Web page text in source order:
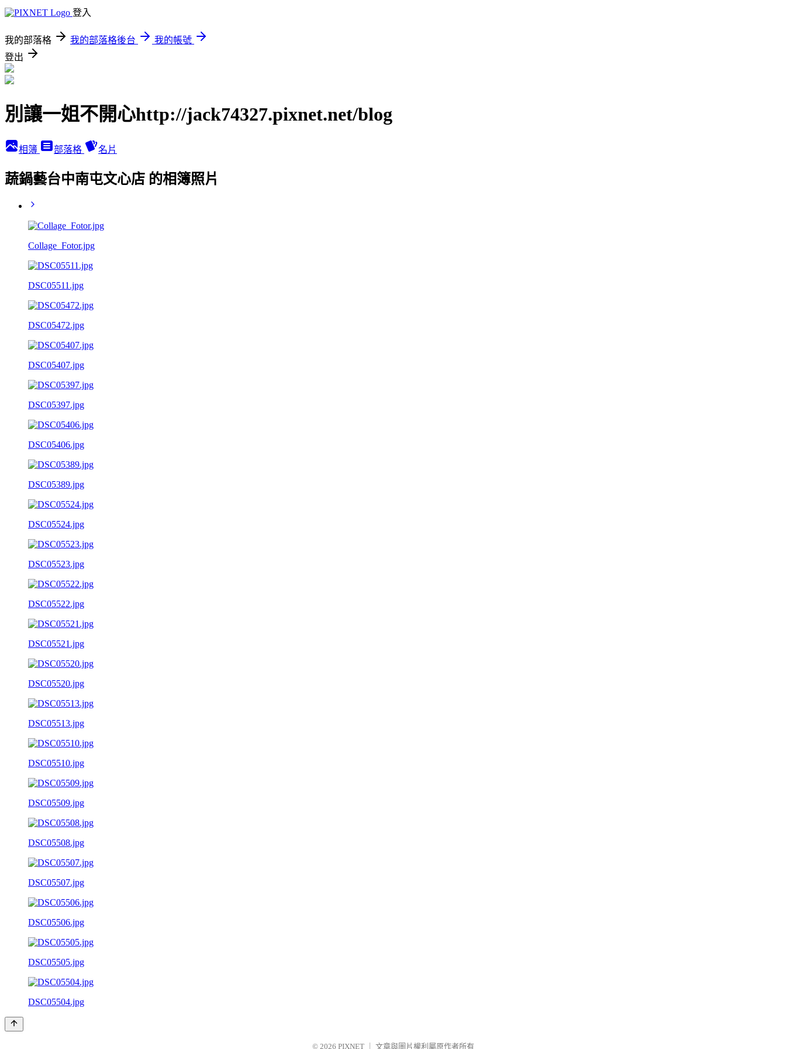
登入
我的部落格 我的部落格後台
我的帳號
登出
別讓一姐不開心http://jack74327.pixnet.net/blog
相簿 部落格 名片
蔬鍋藝台中南屯文心店 的相簿照片
Collage_Fotor.jpg
DSC05511.jpg
DSC05472.jpg
DSC05407.jpg
DSC05397.jpg
DSC05406.jpg
DSC05389.jpg
DSC05524.jpg
DSC05523.jpg
DSC05522.jpg
DSC05521.jpg
DSC05520.jpg
DSC05513.jpg
DSC05510.jpg
DSC05509.jpg
DSC05508.jpg
DSC05507.jpg
DSC05506.jpg
DSC05505.jpg
DSC05504.jpg
© 2026 PIXNET 文章與圖片權利屬原作者所有